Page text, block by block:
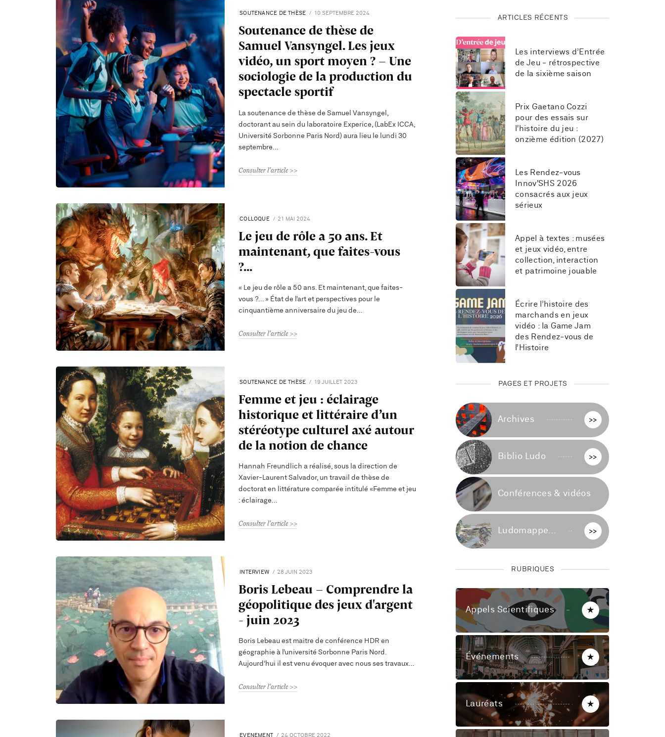
SOUTENANCE DE THÈSE 10 SEPTEMBRE 2024
Soutenance de thèse de
Samuel Vansyngel. Les jeux
vidéo, un sport moyen ? - Une
sociologie de la production du
spectacle sportif
La soutenance de thèse de Samuel Vansyngel,
doctorant au sein du laboratoire Experice, (LabEx ICCA,
Université Sorbonne Paris Nord) aura lieu le lundi 30
septembre
Consulter l'article
COLLOQUE 21 MAI 2024
Le jeu de rôle a 50 ans. Et
maintenant, que faites-vous
?...
« Le jeu de rôle a 50 ans. Et maintenant, que faites-
vous ?... » État de l’art et perspectives pour le
cinquantième anniversaire du jeu de
Consulter l'article
SOUTENANCE DE THÈSE 19 JUILLET 2023
Femme et jeu : éclairage
historique et littéraire d’un
stéréotype culturel axé autour
de la notion de chance
Hannah Freundlich a réalisé, sous la direction de
Xavier-Laurent Salvador, un travail de thèse de
doctorat en littérature comparée intitulé «Femme et jeu
: éclairage
Consulter l'article
INTERVIEW 28 JUIN 2023
Boris Lebeau - Comprendre la
géopolitique des jeux d'argent
- juin 2023
Boris Lebeau est maitre de conférence HDR en
géographie à l’université Sorbonne Paris Nord.
Aujourd’hui il est venu évoquer avec nous ses travaux
Consulter l'article
EVENEMENT 24 OCTOBRE 2022
ARTICLES RÉCENTS
Les interviews d’Entrée
de Jeu - rétrospective
de la sixième saison
Prix Gaetano Cozzi
pour des essais sur
l'histoire du jeu :
onzième édition (2027)
Les Rendez-vous
Innov'SHS 2026
consacrés aux jeux
sérieux
Appel à textes : musées
et jeux vidéo, entre
collection, interaction
et patrimoine jouable
Écrire l’histoire des
marchands en jeux
vidéo : la Game Jam
des Rendez-vous de
l’Histoire
PAGES ET PROJETS
Archives >>
Biblio Ludo >>
Conférences & vidéos
Ludomappe... >>
RUBRIQUES
Appels Scientifiques ★
Événements ★
Lauréats ★